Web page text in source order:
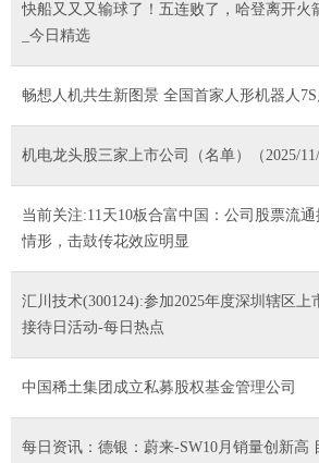
快船又又又输球了！五连败了，哈登离开火
_今日精选
畅想人机共生新图景 全国首家人形机器人
机电龙头股三家上市公司（名单）（2025/
当前关注:11天10板合富中国：公司股票流
情形，击鼓传花效应明显
汇川技术(300124):参加2025年度深圳辖区
接待日活动-每日热点
中国稀土集团成立私募股权基金管理公司
每日资讯：德银：蔚来-SW10月销量创新高